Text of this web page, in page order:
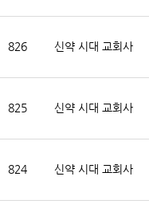
826 신약 시대 교회사
825 신약 시대 교회사
824 신약 시대 교회사